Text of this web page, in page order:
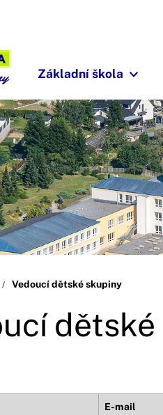
Základní škola
Vedoucí dětské skupiny
E-mail